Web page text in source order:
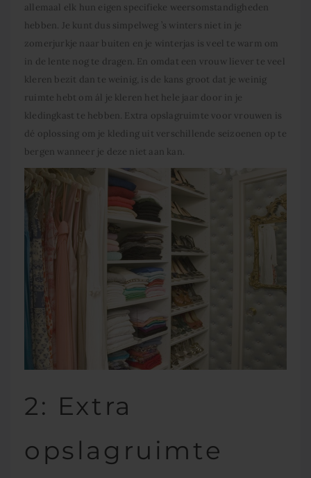
allemaal elk hun eigen specifieke weersomstandigheden
hebben. Je kunt dus simpelweg ’s winters niet in je
zomerjurkje naar buiten en je winterjas is veel te warm om
in de lente nog te dragen. En omdat een vrouw liever te veel
kleren bezit dan te weinig, is de kans groot dat je weinig
ruimte hebt om ál je kleren het hele jaar door in je
kledingkast te hebben. Extra opslagruimte voor vrouwen is
dé oplossing om je kleding uit verschillende seizoenen op te
bergen wanneer je deze niet aan kan.
2: Extra
opslagruimte